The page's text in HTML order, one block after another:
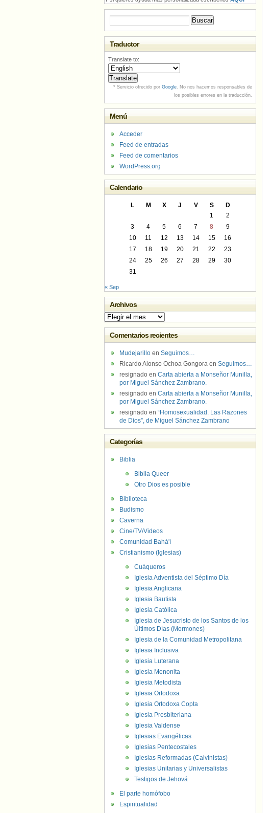
Traductor
Translate to:
* Servicio ofrecido por Google. No nos hacemos responsables de
los posibles errores en la traducción.
Menú
Acceder
Feed de entradas
Feed de comentarios
WordPress.org
Calendario
L M X J V S
D
1
2
3
4 5 6 7 8
9
10
11 12 13 14 15
16
17
18 19 20 21 22
23
24
25 26 27 28 29
30
31
« Sep
Archivos
Archivos
Comentarios recientes
Mudejarillo en Seguimos…
Ricardo Alonso Ochoa Gongora en Seguimos…
resignado en Carta abierta a Monseñor Munilla,
por Miguel Sánchez Zambrano.
resignado en Carta abierta a Monseñor Munilla,
por Miguel Sánchez Zambrano.
resignado en “Homosexualidad. Las Razones
de Dios”, de Miguel Sánchez Zambrano
Categorías
Biblia
Biblia Queer
Otro Dios es posible
Biblioteca
Budismo
Caverna
Cine/TV/Videos
Comunidad Bahá'í
Cristianismo (Iglesias)
Cuáqueros
Iglesia Adventista del Séptimo Día
Iglesia Anglicana
Iglesia Bautista
Iglesia Católica
Iglesia de Jesucristo de los Santos de los
Últimos Días (Mormones)
Iglesia de la Comunidad Metropolitana
Iglesia Inclusiva
Iglesia Luterana
Iglesia Menonita
Iglesia Metodista
Iglesia Ortodoxa
Iglesia Ortodoxa Copta
Iglesia Presbiteriana
Iglesia Valdense
Iglesias Evangélicas
Iglesias Pentecostales
Iglesias Reformadas (Calvinistas)
Iglesias Unitarias y Universalistas
Testigos de Jehová
El parte homófobo
Espiritualidad